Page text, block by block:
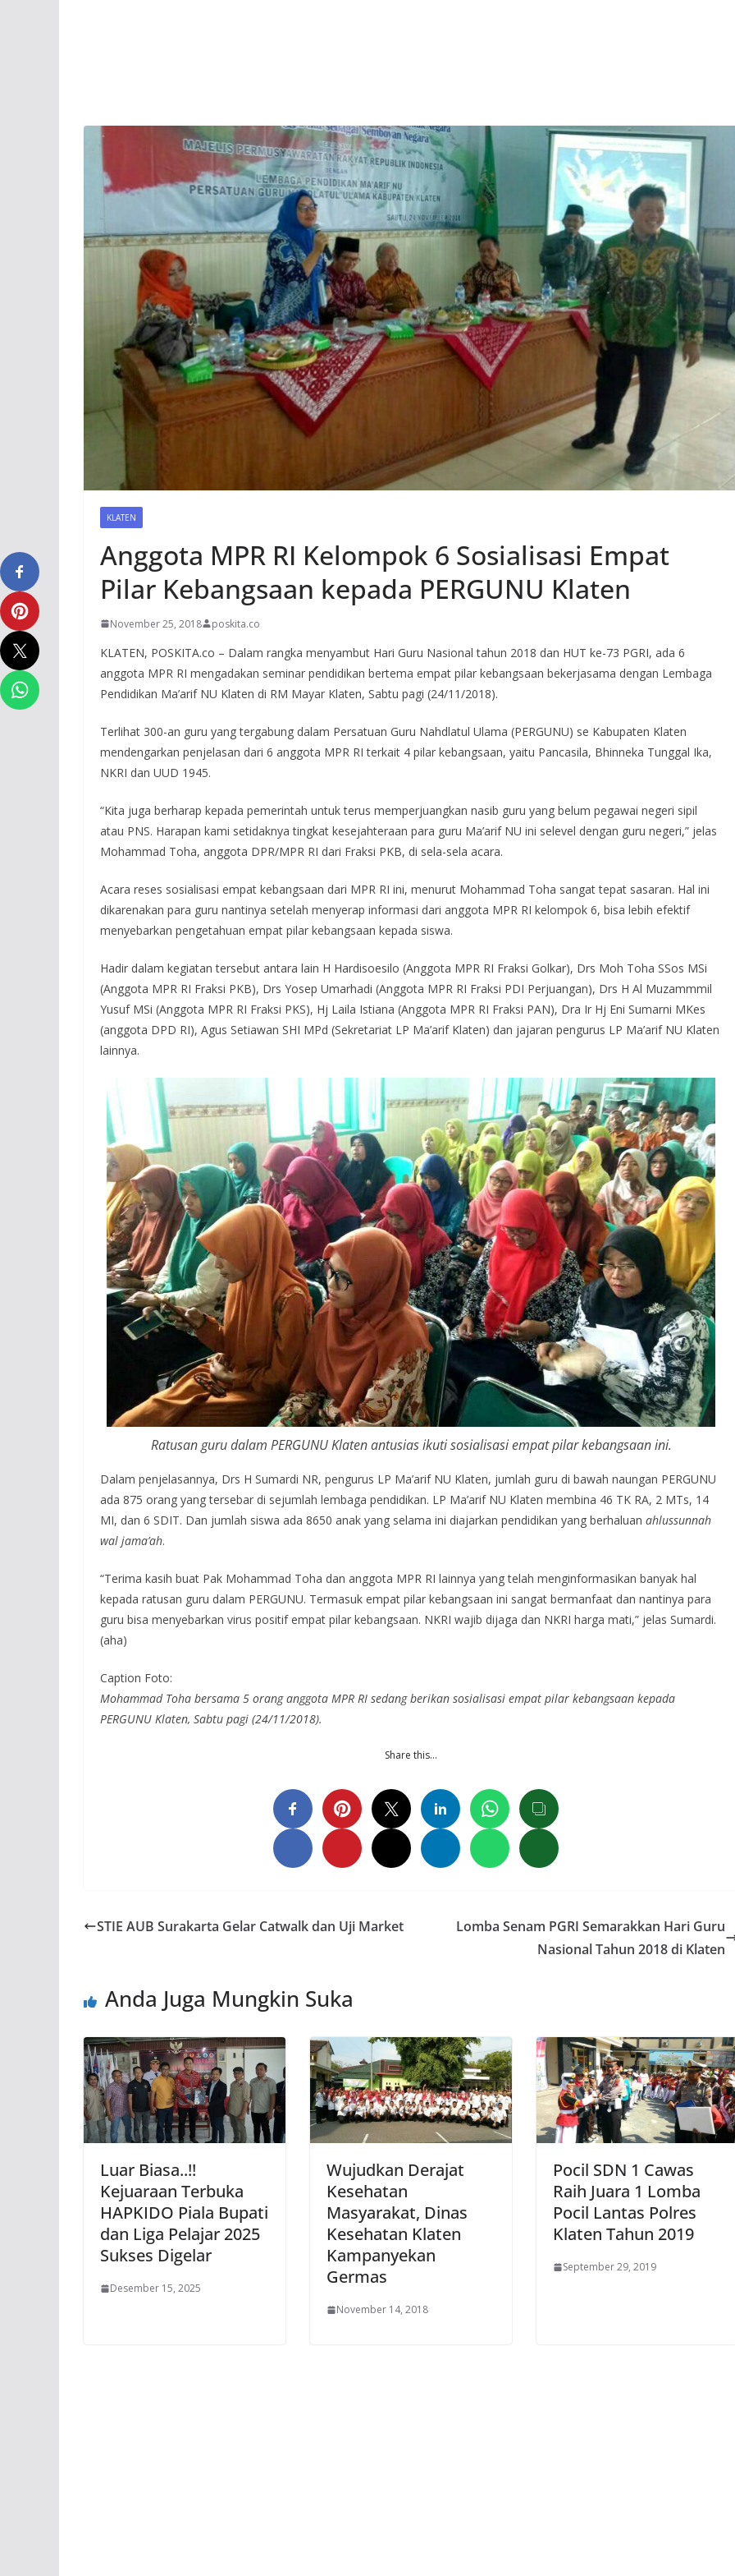
KLATEN
Anggota MPR RI Kelompok 6 Sosialisasi Empat
Pilar Kebangsaan kepada PERGUNU Klaten
November 25, 2018 poskita.co
KLATEN, POSKITA.co – Dalam rangka menyambut Hari Guru Nasional tahun 2018 dan HUT ke-73 PGRI, ada 6
anggota MPR RI mengadakan seminar pendidikan bertema empat pilar kebangsaan bekerjasama dengan Lembaga
Pendidikan Ma’arif NU Klaten di RM Mayar Klaten, Sabtu pagi (24/11/2018).
Terlihat 300-an guru yang tergabung dalam Persatuan Guru Nahdlatul Ulama (PERGUNU) se Kabupaten Klaten
mendengarkan penjelasan dari 6 anggota MPR RI terkait 4 pilar kebangsaan, yaitu Pancasila, Bhinneka Tunggal Ika,
NKRI dan UUD 1945.
“Kita juga berharap kepada pemerintah untuk terus memperjuangkan nasib guru yang belum pegawai negeri sipil
atau PNS. Harapan kami setidaknya tingkat kesejahteraan para guru Ma’arif NU ini selevel dengan guru negeri,” jelas
Mohammad Toha, anggota DPR/MPR RI dari Fraksi PKB, di sela-sela acara.
Acara reses sosialisasi empat kebangsaan dari MPR RI ini, menurut Mohammad Toha sangat tepat sasaran. Hal ini
dikarenakan para guru nantinya setelah menyerap informasi dari anggota MPR RI kelompok 6, bisa lebih efektif
menyebarkan pengetahuan empat pilar kebangsaan kepada siswa.
Hadir dalam kegiatan tersebut antara lain H Hardisoesilo (Anggota MPR RI Fraksi Golkar), Drs Moh Toha SSos MSi
(Anggota MPR RI Fraksi PKB), Drs Yosep Umarhadi (Anggota MPR RI Fraksi PDI Perjuangan), Drs H Al Muzammmil
Yusuf MSi (Anggota MPR RI Fraksi PKS), Hj Laila Istiana (Anggota MPR RI Fraksi PAN), Dra Ir Hj Eni Sumarni MKes
(anggota DPD RI), Agus Setiawan SHI MPd (Sekretariat LP Ma’arif Klaten) dan jajaran pengurus LP Ma’arif NU Klaten
lainnya.
Ratusan guru dalam PERGUNU Klaten antusias ikuti sosialisasi empat pilar kebangsaan ini.
Dalam penjelasannya, Drs H Sumardi NR, pengurus LP Ma’arif NU Klaten, jumlah guru di bawah naungan PERGUNU
ada 875 orang yang tersebar di sejumlah lembaga pendidikan. LP Ma’arif NU Klaten membina 46 TK RA, 2 MTs, 14
MI, dan 6 SDIT. Dan jumlah siswa ada 8650 anak yang selama ini diajarkan pendidikan yang berhaluan ahlussunnah
wal jama’ah.
“Terima kasih buat Pak Mohammad Toha dan anggota MPR RI lainnya yang telah menginformasikan banyak hal
kepada ratusan guru dalam PERGUNU. Termasuk empat pilar kebangsaan ini sangat bermanfaat dan nantinya para
guru bisa menyebarkan virus positif empat pilar kebangsaan. NKRI wajib dijaga dan NKRI harga mati,” jelas Sumardi.
(aha)
Caption Foto:
Mohammad Toha bersama 5 orang anggota MPR RI sedang berikan sosialisasi empat pilar kebangsaan kepada
PERGUNU Klaten, Sabtu pagi (24/11/2018).
Share this…
STIE AUB Surakarta Gelar Catwalk dan Uji Market
Lomba Senam PGRI Semarakkan Hari Guru
Nasional Tahun 2018 di Klaten
Anda Juga Mungkin Suka
Luar Biasa..!!
Kejuaraan Terbuka
HAPKIDO Piala Bupati
dan Liga Pelajar 2025
Sukses Digelar
Desember 15, 2025
Wujudkan Derajat
Kesehatan
Masyarakat, Dinas
Kesehatan Klaten
Kampanyekan
Germas
November 14, 2018
Pocil SDN 1 Cawas
Raih Juara 1 Lomba
Pocil Lantas Polres
Klaten Tahun 2019
September 29, 2019